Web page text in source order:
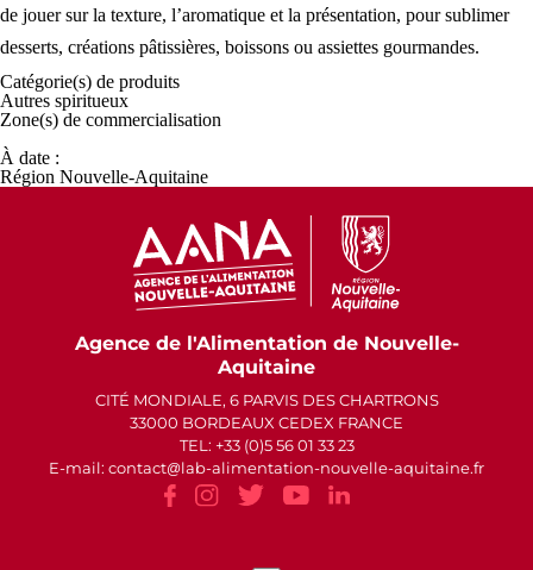
de jouer sur la texture, l’aromatique et la présentation, pour sublimer
desserts, créations pâtissières, boissons ou assiettes gourmandes.
Catégorie(s) de produits
Autres spiritueux
Zone(s) de commercialisation
À date :
Région Nouvelle-Aquitaine
Agence de l'Alimentation de Nouvelle-
Aquitaine
CITÉ MONDIALE, 6 PARVIS DES CHARTRONS
33000 BORDEAUX CEDEX FRANCE
TEL: +33 (0)5 56 01 33 23
E-mail: contact
lab-alimentation-nouvelle-aquitaine.fr